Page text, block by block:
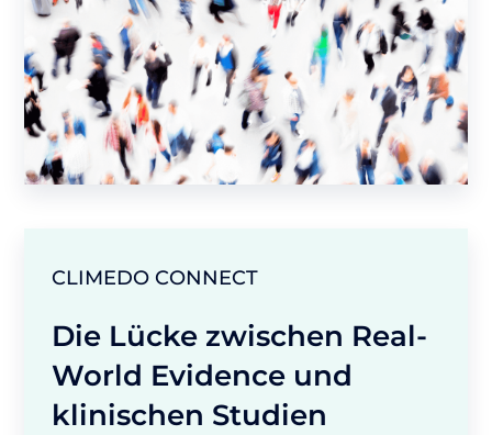
CLIMEDO CONNECT
Die Lücke zwischen Real-
World Evidence und
klinischen Studien